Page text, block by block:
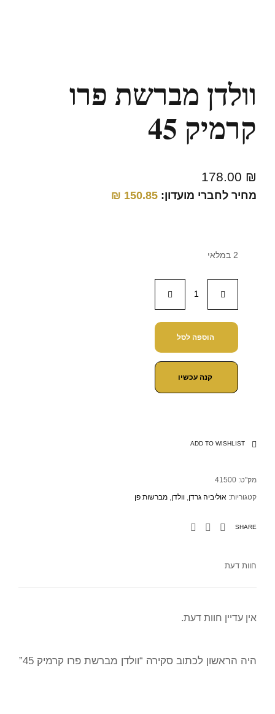
וולדן מברשת פרו
קרמיק 45
178.00 ₪
מחיר לחברי מועדון: 150.85
₪
2 במלאי
הוספה לסל
קנה עכשיו
ADD TO WISHLIST
מק"ט: 41500
קטגוריות: אוליביה גרדן, וולדן, מברשות פן
SHARE
חוות דעת
אין עדיין חוות דעת.
היה הראשון לכתוב סקירה “וולדן מברשת פרו קרמיק 45”